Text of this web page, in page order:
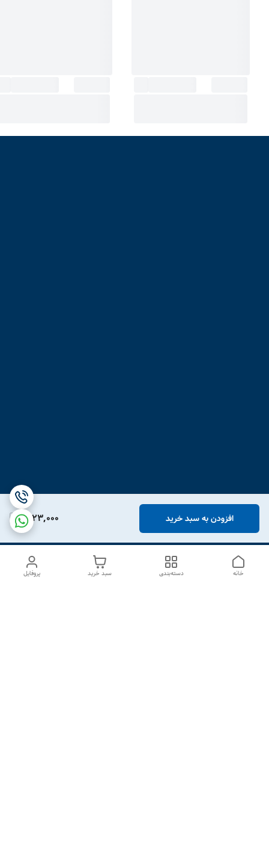
1,123,000 افزودن به سبد خرید
پروفایل سبد خرید دسته‌بندی خانه